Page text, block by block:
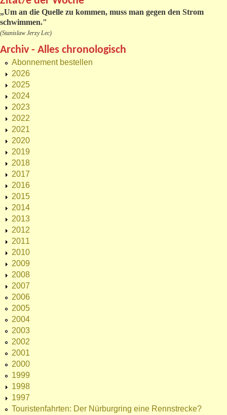
„Um an die Quelle zu kommen, muss man gegen den Strom
schwimmen."
(Stanislaw Jerzy Lec)
Archiv - Alles chronologisch
Abonnement bestellen
2026
2025
2024
2023
2022
2021
2020
2019
2018
2017
2016
2015
2014
2013
2012
2011
2010
2009
2008
2007
2006
2005
2004
2003
2002
2001
2000
1999
1998
1997
Touristenfahrten: Der Nürburgring eine Rennstrecke?